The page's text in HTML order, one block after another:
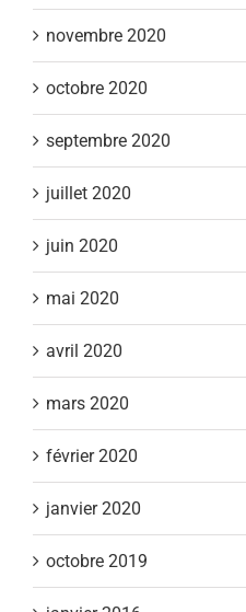
novembre 2020
octobre 2020
septembre 2020
juillet 2020
juin 2020
mai 2020
avril 2020
mars 2020
février 2020
janvier 2020
octobre 2019